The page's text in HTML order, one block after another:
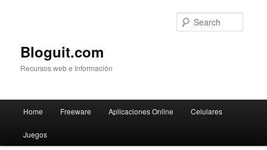
Bloguit.com
Recursos web e Información
Skip
to
Home Freeware Aplicaciones Online Celulares
Juegos